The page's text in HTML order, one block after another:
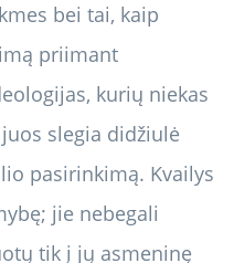
bei tai, kaip
priimant
kurių niekas
slegia didžiulė
pasirinkimą. Kvailys
jie nebegali
tik į jų asmeninę